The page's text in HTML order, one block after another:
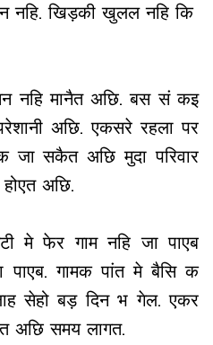
नहि. खिड़की खुलल नहि कि
नहि मानैत अछि. बस सं कइ
अछि. एकसरे रहला पर
सकैत अछि मुदा परिवार
अछि.
मे फेर गाम नहि जा पाएब
पाएब. गामक पांत मे बैसि क
सेहो बड़ दिन भ गेल. एकर
अछि समय लागत.